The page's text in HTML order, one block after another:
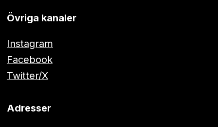
Övriga kanaler
Instagram
Facebook
Twitter/X
Adresser